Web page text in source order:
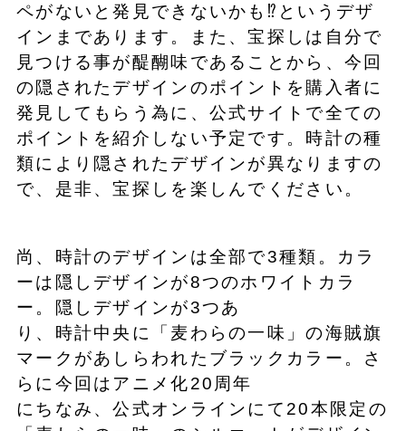
ペがないと発見できないかも⁉というデザ
インまであります。また、宝探しは自分で
見つける事が醍醐味であることから、今回
の隠されたデザインのポイントを購入者に
発見してもらう為に、公式サイトで全ての
ポイントを紹介しない予定です。時計の種
類により隠されたデザインが異なりますの
で、是非、宝探しを楽しんでください。
尚、時計のデザインは全部で3種類。カラ
ーは隠しデザインが8つのホワイトカラ
ー。隠しデザインが3つあ
り、時計中央に「麦わらの一味」の海賊旗
マークがあしらわれたブラックカラー。さ
らに今回はアニメ化20周年
にちなみ、公式オンラインにて20本限定の